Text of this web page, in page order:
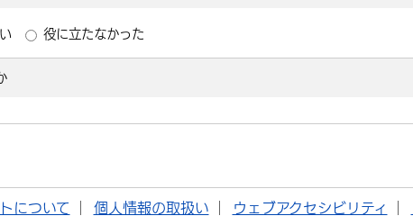
について 個人情報の取扱い ウェブアクセシビリティ